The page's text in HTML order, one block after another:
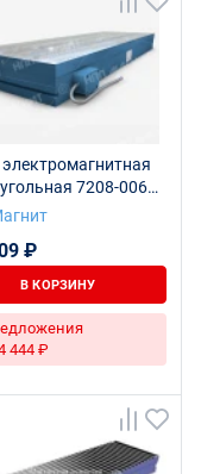
7208-0066
₽
В КОРЗИНУ
444 ₽